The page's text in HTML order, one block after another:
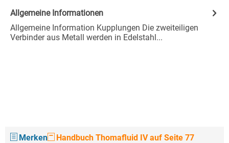
Allgemeine Informationen
Allgemeine Information Kupplungen Die zweiteiligen
Verbinder aus Metall werden in Edelstahl...
Merken Handbuch Thomafluid IV auf Seite 77